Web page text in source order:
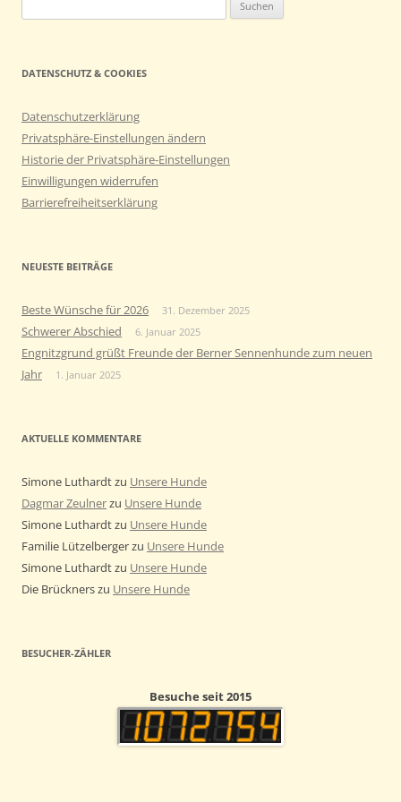
nach:
DATENSCHUTZ & COOKIES
Datenschutzerklärung
Privatsphäre-Einstellungen ändern
Historie der Privatsphäre-Einstellungen
Einwilligungen widerrufen
Barrierefreiheitserklärung
NEUESTE BEITRÄGE
Beste Wünsche für 2026 31. Dezember 2025
Schwerer Abschied 6. Januar 2025
Engnitzgrund grüßt Freunde der Berner Sennenhunde zum neuen
Jahr
1. Januar 2025
AKTUELLE KOMMENTARE
Simone Luthardtzu Unsere Hunde
Dagmar Zeulnerzu Unsere Hunde
Simone Luthardtzu Unsere Hunde
Familie Lützelbergerzu Unsere Hunde
Simone Luthardtzu Unsere Hunde
Die Brücknerszu Unsere Hunde
BESUCHER-ZÄHLER
Besuche seit 2015